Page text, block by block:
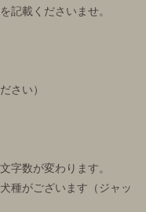
記載くださいませ。
さい）
字数が変わります。
種がございます（ジャッ